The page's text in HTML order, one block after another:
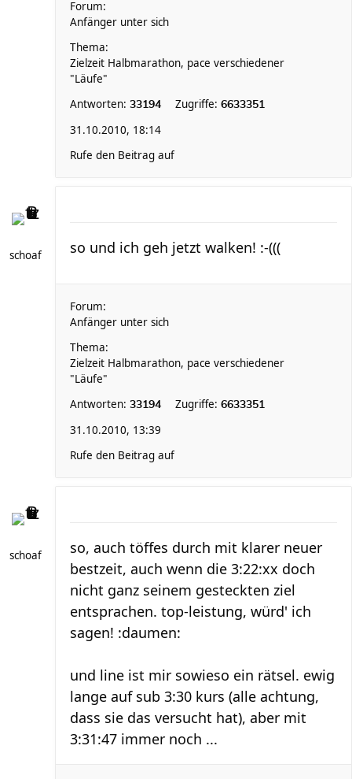
Forum:
Anfänger unter sich
Thema:
Zielzeit Halbmarathon, pace verschiedener
"Läufe"
Antworten: 33194 Zugriffe: 6633351
31.10.2010, 18:14
Rufe den Beitrag auf
schoaf so und ich geh jetzt walken! :-(((
Forum:
Anfänger unter sich
Thema:
Zielzeit Halbmarathon, pace verschiedener
"Läufe"
Antworten: 33194 Zugriffe: 6633351
31.10.2010, 13:39
Rufe den Beitrag auf
schoaf
so, auch töffes durch mit klarer neuer
bestzeit, auch wenn die 3:22:xx doch
nicht ganz seinem gesteckten ziel
entsprachen. top-leistung, würd' ich
sagen! :daumen:
und line ist mir sowieso ein rätsel. ewig
lange auf sub 3:30 kurs (alle achtung,
dass sie das versucht hat), aber mit
3:31:47 immer noch ...